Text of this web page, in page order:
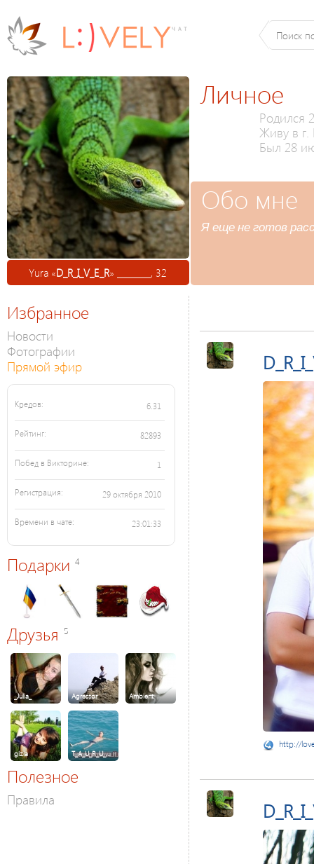
Yura «D_R_I_V_E_R» ________, 32
Личное
Родился
Живу в
Был 28
Обо мне
Я еще не готов
Избранное
Новости
Фотографии
Прямой эфир
Кредов: 6.31
Рейтинг: 82893
Побед в Викторине: 1
Регистрация: 29 октября 2010
Времени в чате: 23:01:33
Подарки 4
Друзья 5
_Julia_ Agressor Ambient
gizia T_A_U_R_U_…
Полезное
Правила
http://